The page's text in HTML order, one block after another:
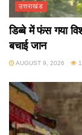
उत्तराखंड
डिब्बे में फंस गया
बचाई जान
AUGUST 9, 2026